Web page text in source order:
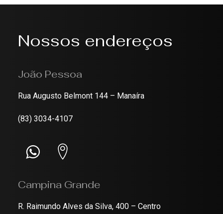
Nossos endereços
João Pessoa
Rua Augusto Belmont 144 – Manaíra
(83) 3034-4107
Campina Grande
R. Raimundo Alves da Silva, 400 – Centro